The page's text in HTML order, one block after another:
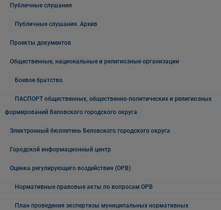
Публичные слушания
Публичные слушания. Архив
Проекты документов
Общественные, национальные и религиозные организации
Боевое братство
ПАСПОРТ общественных, общественно-политических и религиозных
формирований Беловского городского округа
Электронный бюллетень Беловского городского округа
Городской информационный центр
Оценка регулирующего воздействия (ОРВ)
Нормативные правовые акты по вопросам ОРВ
План проведения экспертизы муниципальных нормативных